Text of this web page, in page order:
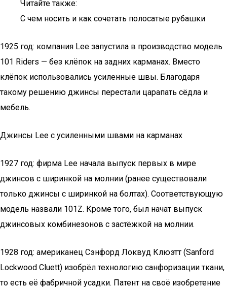
Читайте также:
С чем носить и как сочетать полосатые рубашки
1925 год: компания Lee запустила в производство модель
101 Riders — без клёпок на задних карманах. Вместо
клёпок использовались усиленные швы. Благодаря
такому решению джинсы перестали царапать сёдла и
мебель.
Джинсы Lee с усиленными швами на карманах
1927 год: фирма Lee начала выпуск первых в мире
джинсов с ширинкой на молнии (ранее существовали
только джинсы с ширинкой на болтах). Соответствующую
модель назвали 101Z. Кроме того, был начат выпуск
джинсовых комбинезонов с застёжкой на молнии.
1928 год: американец Сэнфорд Локвуд Клюэтт (Sanford
Lockwood Cluett) изобрёл технологию санфоризации ткани,
то есть её фабричной усадки. Патент на своё изобретение